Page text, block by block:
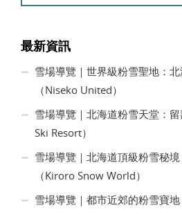
最新資訊
雪場導覽｜世界級粉雪聖地：
（Niseko United）
雪場導覽｜北海道粉雪天堂：
Ski Resort）
雪場導覽｜北海道頂級粉雪秘
（Kiroro Snow World）
雪場導覽｜都市近郊的粉雪寶